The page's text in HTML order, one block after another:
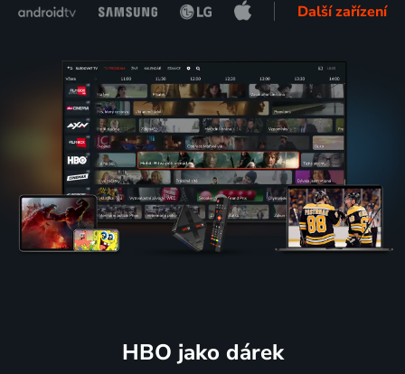
Další zařízení
HBO jako dárek